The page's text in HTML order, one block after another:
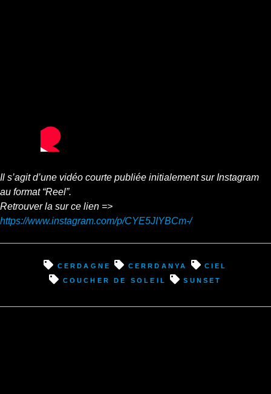
Il s’agit d’une vidéo courte publiée initialement sur Instagram
au format “Reel”.
Retrouver la sur ce lien =>
https://www.instagram.com/p/CYE5JIYBCm-/
Cerdagne cerrdanya
ciel
coucher de soleil
sunset